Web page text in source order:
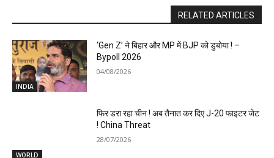
RELATED ARTICLES
INDIA
‘Gen Z’ ने बिहार और MP में BJP को डुबोया ! –
Bypoll 2026
04/08/2026
WORLD
फिर डरा रहा चीन ! अब तैनात कर दिए J-20 फाइटर जेट
! China Threat
28/07/2026